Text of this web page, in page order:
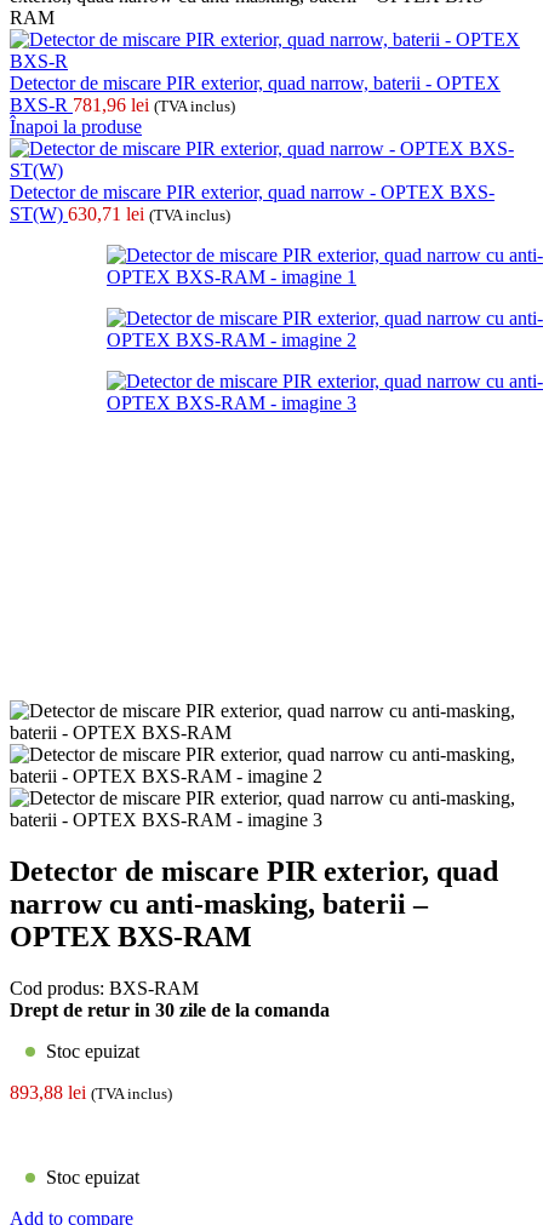
RAM
Detector de miscare PIR exterior, quad narrow, baterii - OPTEX
BXS-R 781,96 lei (TVA inclus)
Înapoi la produse
Detector de miscare PIR exterior, quad narrow - OPTEX BXS-
ST(W) 630,71 lei (TVA inclus)
Detector de miscare PIR exterior, quad
narrow cu anti-masking, baterii –
OPTEX BXS-RAM
Cod produs: BXS-RAM
Drept de retur in 30 zile de la comanda
Stoc epuizat
893,88 lei (TVA inclus)
Stoc epuizat
Add to compare